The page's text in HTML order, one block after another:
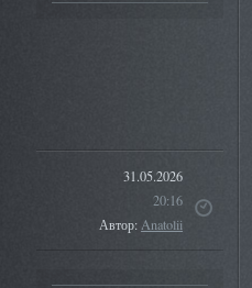
31.05.2026
20:16
Автор:Anatolii